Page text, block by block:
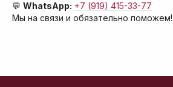
💬 WhatsApp: +7 (919) 415-33-77
Мы на связи и обязательно поможем!